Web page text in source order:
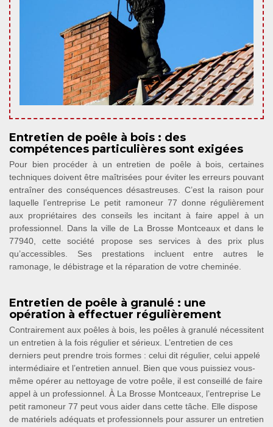
Entretien de poêle à bois : des
compétences particulières sont exigées
Pour bien procéder à un entretien de poêle à bois, certaines
techniques doivent être maîtrisées pour éviter les erreurs pouvant
entraîner des conséquences désastreuses. C’est la raison pour
laquelle l’entreprise Le petit ramoneur 77 donne régulièrement
aux propriétaires des conseils les incitant à faire appel à un
professionnel. Dans la ville de La Brosse Montceaux et dans le
77940, cette société propose ses services à des prix plus
qu’accessibles. Ses prestations incluent entre autres le
ramonage, le débistrage et la réparation de votre cheminée.
Entretien de poêle à granulé : une
opération à effectuer régulièrement
Contrairement aux poêles à bois, les poêles à granulé nécessitent
un entretien à la fois régulier et sérieux. L’entretien de ces
derniers peut prendre trois formes : celui dit régulier, celui appelé
intermédiaire et l’entretien annuel. Bien que vous puissiez vous-
même opérer au nettoyage de votre poêle, il est conseillé de faire
appel à un professionnel. À La Brosse Montceaux, l’entreprise Le
petit ramoneur 77 peut vous aider dans cette tâche. Elle dispose
de matériels adéquats et professionnels pour assurer un entretien